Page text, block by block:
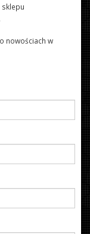
sklepu
nowościach w